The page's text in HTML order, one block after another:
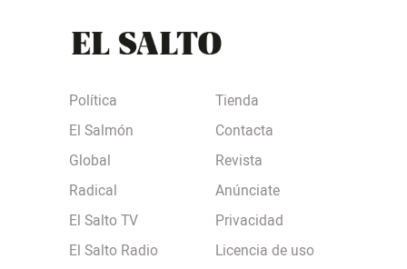
Política
El Salmón
Global
Radical
El Salto TV
El Salto Radio
Tienda
Contacta
Revista
Anúnciate
Privacidad
Licencia de uso